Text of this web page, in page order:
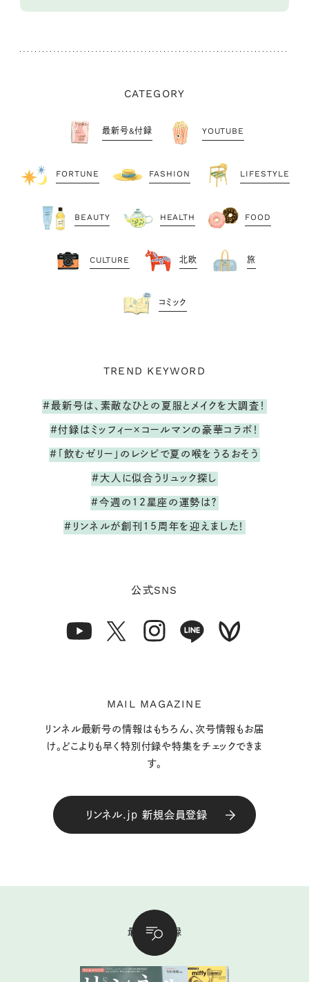
CATEGORY
最新号&付録 YOUTUBE
FORTUNE FASHION LIFESTYLE
BEAUTY HEALTH FOOD
CULTURE 北欧 旅
コミック
TREND KEYWORD
#最新号は、素敵なひとの夏服とメイクを大調査！
#付録はミッフィー×コールマンの豪華コラボ！
#「飲むゼリー」のレシピで夏の喉をうるおそう
#大人に似合うリュック探し
#今週の12星座の運勢は？
#リンネルが創刊15周年を迎えました！
公式SNS
MAIL MAGAZINE
リンネル最新号の情報はもちろん、次号情報もお届
け。どこよりも早く特別付録や特集をチェックできま
す。
リンネル.jp 新規会員登録
最新号＆付録